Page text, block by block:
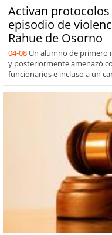
Activan
episodio de
Rahue de Osorno
04-08 Un alumno de primero
y posteriormente amenazó
funcionarios e incluso a un